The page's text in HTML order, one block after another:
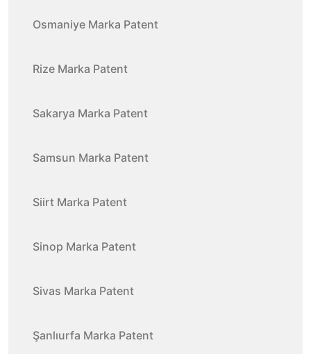
Osmaniye Marka Patent
Rize Marka Patent
Sakarya Marka Patent
Samsun Marka Patent
Siirt Marka Patent
Sinop Marka Patent
Sivas Marka Patent
Şanlıurfa Marka Patent